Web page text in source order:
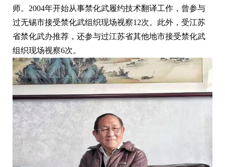
师。2004年开始从事禁化武履约技术翻译工作，曾参与
过无锡市接受禁化武组织现场视察12次。此外，受江苏
省禁化武办推荐，还参与过江苏省其他地市接受禁化武
组织现场视察6次。